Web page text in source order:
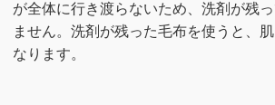
が全体に行き渡らないため、洗剤が残
ません。洗剤が残った毛布を使うと、
なります。